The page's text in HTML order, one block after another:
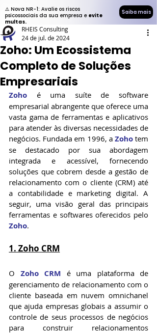
⚠️ Nova NR-1: Avalie os riscos
psicossociais da sua empresa e evite
multas.
Saiba mais
Zoho: Um Ecossistema
Completo de Soluções
Empresariais
RHEIS Consulting
24 de jul. de 2024
Zoho é uma suíte de software
empresarial abrangente que oferece uma
vasta gama de ferramentas e aplicativos
para atender às diversas necessidades de
negócios. Fundada em 1996, a Zoho tem
se destacado por sua abordagem
integrada e acessível, fornecendo
soluções que cobrem desde a gestão de
relacionamento com o cliente (CRM) até
a contabilidade e marketing digital. A
seguir, uma visão geral das principais
Zoho.
1. Zoho CRM
O Zoho CRM é uma plataforma de
gerenciamento de relacionamento com o
cliente baseada em nuvem omnichanel
que ajuda empresas globais a assumir o
controle de seus processos de negócios
para construir relacionamentos